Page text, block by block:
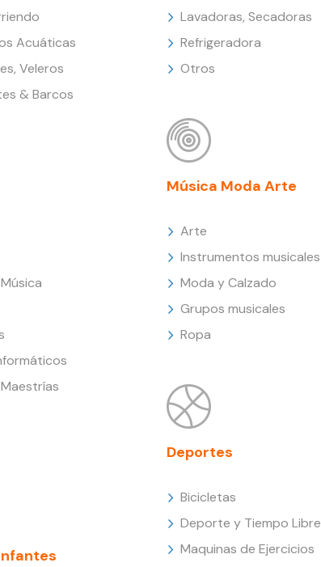
Acuáticas
Veleros
& Barcos
Lavadoras, Secadoras
Refrigeradora
Otros
Música Moda Arte
Arte
Instrumentos musicales
Moda y Calzado
Grupos musicales
Ropa
Deportes
Bicicletas
Deporte y Tiempo Libre
Maquinas de Ejercicios